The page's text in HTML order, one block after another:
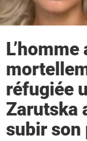
réfugiée
Zarutska
subir son